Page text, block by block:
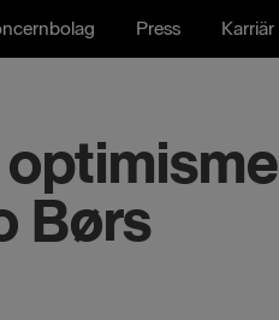
Press Karriär
Børs